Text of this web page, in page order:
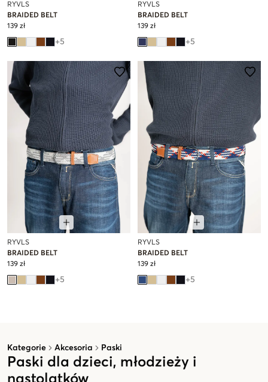
Kategorie Akcesoria Paski
Paski dla dzieci, młodzieży i
nastolatków
RYVLS
BRAIDED BELT
139 zł
+5
RYVLS
BRAIDED BELT
139 zł
+5
RYVLS
BRAIDED BELT
139 zł
+5
RYVLS
BRAIDED BELT
139 zł
+5